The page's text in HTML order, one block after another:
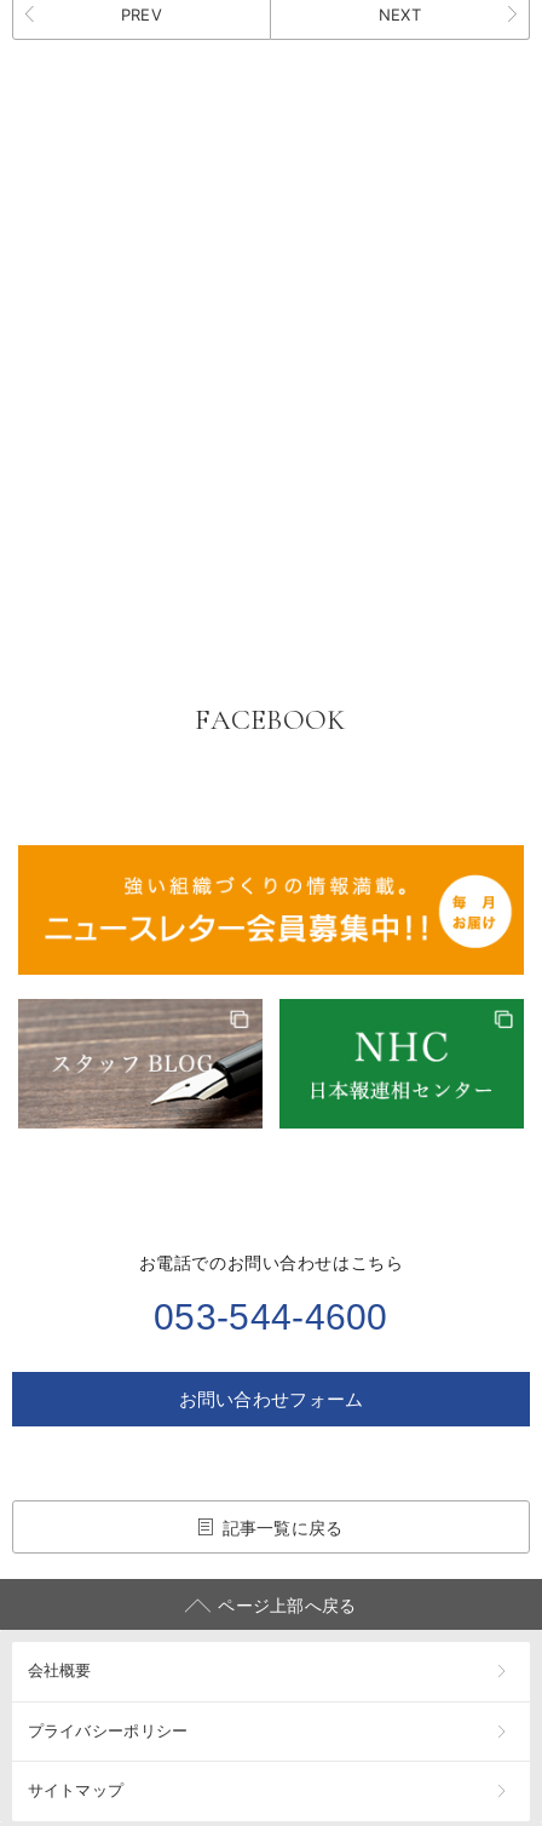
PREV NEXT
FACEBOOK
お電話でのお問い合わせはこちら
053-544-4600
お問い合わせフォーム
記事一覧に戻る
ページ上部へ戻る
会社概要
プライバシーポリシー
サイトマップ